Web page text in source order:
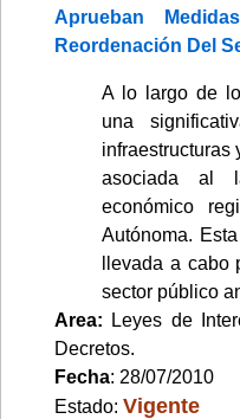
Aprueban
Reordenación Del
A lo largo de
una
infraestructuras
asociada al
económico
Autónoma.
llevada a cabo
sector público
Area: Leyes de
Decretos.
Fecha: 28/07/2010
Estado: Vigente